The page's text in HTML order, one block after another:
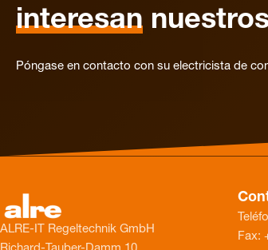
interesan
Póngase en contacto con su electricista de
ALRE-IT Regeltechnik GmbH
Fax: